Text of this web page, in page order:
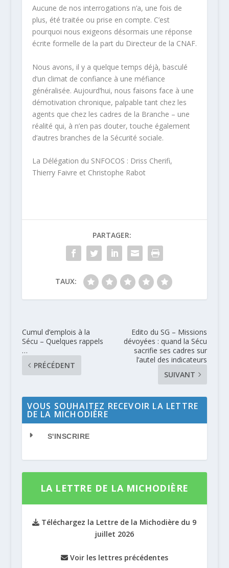
Aucune de nos interrogations n’a, une fois de
plus, été traitée ou prise en compte. C’est
pourquoi nous exigeons désormais une réponse
écrite formelle de la part du Directeur de la CNAF.
Nous avons, il y a quelque temps déjà, basculé
d’un climat de confiance à une méfiance
généralisée. Aujourd’hui, nous faisons face à une
démotivation chronique, palpable tant chez les
agents que chez les cadres de la Branche – une
réalité qui, à n’en pas douter, touche également
d’autres branches de la Sécurité sociale.
La Délégation du SNFOCOS : Driss Cherifi,
Thierry Faivre et Christophe Rabot
PARTAGER:
TAUX:
Cumul d’emplois à la
Sécu – Quelques rappels
…
PRÉCÉDENT
Edito du SG – Missions
dévoyées : quand la Sécu
sacrifie ses cadres sur
l’autel des indicateurs
SUIVANT
VOUS SOUHAITEZ RECEVOIR LA LETTRE
DE LA MICHODIÈRE
S'INSCRIRE
LA LETTRE DE LA MICHODIÈRE
Téléchargez la Lettre de la Michodière du 9
juillet 2026
Voir les lettres précédentes